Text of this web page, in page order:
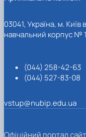
03041, Україна, м. Київ
навчальний корпус №
(044) 258-42-63
(044) 527-83-08
vstup@nubip.edu.ua
Офіційний портал